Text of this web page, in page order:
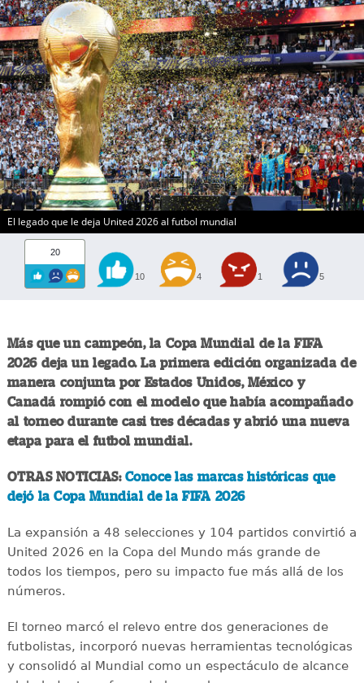
El legado que le deja United 2026 al futbol mundial
20
10 4 1 5
Más que un campeón, la Copa Mundial de la FIFA
2026 deja un legado. La primera edición organizada de
manera conjunta por Estados Unidos, México y
Canadá rompió con el modelo que había acompañado
al torneo durante casi tres décadas y abrió una nueva
etapa para el futbol mundial.
OTRAS NOTICIAS: Conoce las marcas históricas que
dejó la Copa Mundial de la FIFA 2026
La expansión a 48 selecciones y 104 partidos convirtió a
United 2026 en la Copa del Mundo más grande de
todos los tiempos, pero su impacto fue más allá de los
números.
El torneo marcó el relevo entre dos generaciones de
futbolistas, incorporó nuevas herramientas tecnológicas
y consolidó al Mundial como un espectáculo de alcance